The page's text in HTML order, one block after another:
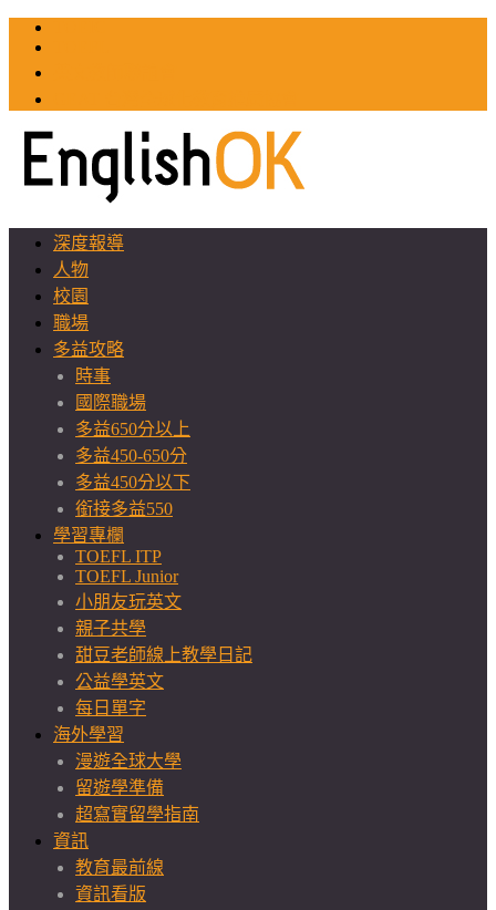
深度報導
人物
校園
職場
多益攻略
時事
國際職場
多益650分以上
多益450-650分
多益450分以下
銜接多益550
學習專欄
TOEFL ITP
TOEFL Junior
小朋友玩英文
親子共學
甜豆老師線上教學日記
公益學英文
每日單字
海外學習
漫遊全球大學
留遊學準備
超寫實留學指南
資訊
教育最前線
資訊看版